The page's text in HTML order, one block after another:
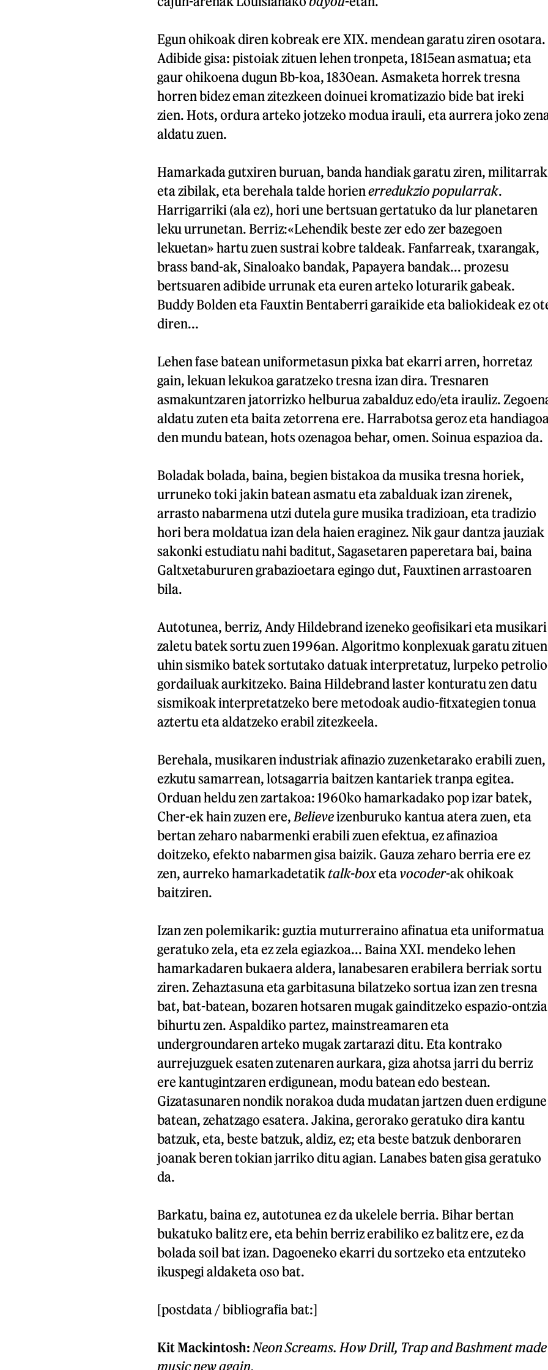
Egun ohikoak diren kobreak ere XIX. mendean garatu ziren osotara.
Adibide gisa: pistoiak zituen lehen tronpeta, 1815ean asmatua; eta
gaur ohikoena dugun Bb-koa, 1830ean. Asmaketa horrek tresna
horren bidez eman zitezkeen doinuei kromatizazio bide bat ireki
zien. Hots, ordura arteko jotzeko modua irauli, eta aurrera joko
aldatu zuen.
Hamarkada gutxiren buruan, banda handiak garatu ziren, militarrak
eta zibilak, eta berehala talde horien erredukzio popularrak.
Harrigarriki (ala ez), hori une bertsuan gertatuko da lur planetaren
leku urrunetan. Berriz:«Lehendik beste zer edo zer bazegoen
lekuetan» hartu zuen sustrai kobre taldeak. Fanfarreak, txarangak,
brass band-ak, Sinaloako bandak, Papayera bandak... prozesu
bertsuaren adibide urrunak eta euren arteko loturarik gabeak.
Buddy Bolden eta Fauxtin Bentaberri garaikide eta baliokideak ez
diren...
Lehen fase batean uniformetasun pixka bat ekarri arren, horretaz
gain, lekuan lekukoa garatzeko tresna izan dira. Tresnaren
asmakuntzaren jatorrizko helburua zabalduz edo/eta irauliz.
aldatu zuten eta baita zetorrena ere. Harrabotsa geroz eta
den mundu batean, hots ozenagoa behar, omen. Soinua espazioa da.
Boladak bolada, baina, begien bistakoa da musika tresna horiek,
urruneko toki jakin batean asmatu eta zabalduak izan zirenek,
arrasto nabarmena utzi dutela gure musika tradizioan, eta tradizio
hori bera moldatua izan dela haien eraginez. Nik gaur dantza jauziak
sakonki estudiatu nahi baditut, Sagasetaren paperetara bai, baina
Galtxetabururen grabazioetara egingo dut, Fauxtinen arrastoaren
bila.
Autotunea, berriz, Andy Hildebrand izeneko geofisikari eta musikari
zaletu batek sortu zuen 1996an. Algoritmo konplexuak garatu zituen
uhin sismiko batek sortutako datuak interpretatuz, lurpeko
gordailuak aurkitzeko. Baina Hildebrand laster konturatu zen datu
sismikoak interpretatzeko bere metodoak audio-fitxategien tonua
aztertu eta aldatzeko erabil zitezkeela.
Berehala, musikaren industriak afinazio zuzenketarako erabili zuen,
ezkutu samarrean, lotsagarria baitzen kantariek tranpa egitea.
Orduan heldu zen zartakoa: 1960ko hamarkadako pop izar batek,
Cher-ek hain zuzen ere, Believeizenburuko kantua atera zuen, eta
bertan zeharo nabarmenki erabili zuen efektua, ez afinazioa
doitzeko, efekto nabarmen gisa baizik. Gauza zeharo berria ere ez
zen, aurreko hamarkadetatik talk-boxeta vocoder-ak ohikoak
baitziren.
Izan zen polemikarik: guztia muturreraino afinatua eta uniformatua
geratuko zela, eta ez zela egiazkoa... Baina XXI. mendeko lehen
hamarkadaren bukaera aldera, lanabesaren erabilera berriak sortu
ziren. Zehaztasuna eta garbitasuna bilatzeko sortua izan zen tresna
bat, bat-batean, bozaren hotsaren mugak gainditzeko espazio-ontzia
bihurtu zen. Aspaldiko partez, mainstreamaren eta
undergroundaren arteko mugak zartarazi ditu. Eta kontrako
aurrejuzguek esaten zutenaren aurkara, giza ahotsa jarri du berriz
ere kantugintzaren erdigunean, modu batean edo bestean.
Gizatasunaren nondik norakoa duda mudatan jartzen duen erdigune
batean, zehatzago esatera. Jakina, gerorako geratuko dira kantu
batzuk, eta, beste batzuk, aldiz, ez; eta beste batzuk denboraren
joanak beren tokian jarriko ditu agian. Lanabes baten gisa geratuko
da.
Barkatu, baina ez, autotunea ez da ukelele berria. Bihar bertan
bukatuko balitz ere, eta behin berriz erabiliko ez balitz ere, ez da
bolada soil bat izan. Dagoeneko ekarri du sortzeko eta entzuteko
ikuspegi aldaketa oso bat.
[postdata / bibliografia bat:]
Kit Mackintosh: Neon Screams. How Drill, Trap and Bashment made
music new again.